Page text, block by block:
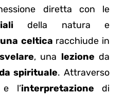
diretta con le
della natura e
celtica racchiude in
, una lezione da
spirituale. Attraverso
e l’interpretazione di